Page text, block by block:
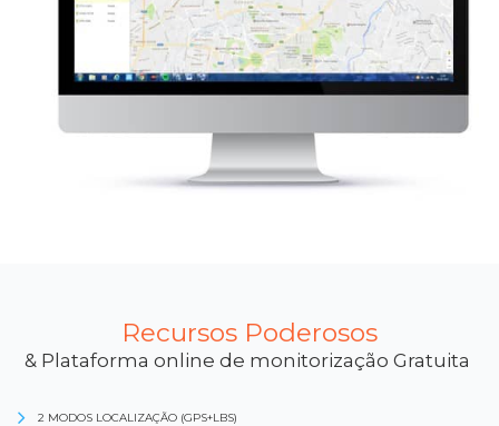
Recursos Poderosos
& Plataforma online de monitorização Gratuita
2 MODOS LOCALIZAÇÃO (GPS+LBS)